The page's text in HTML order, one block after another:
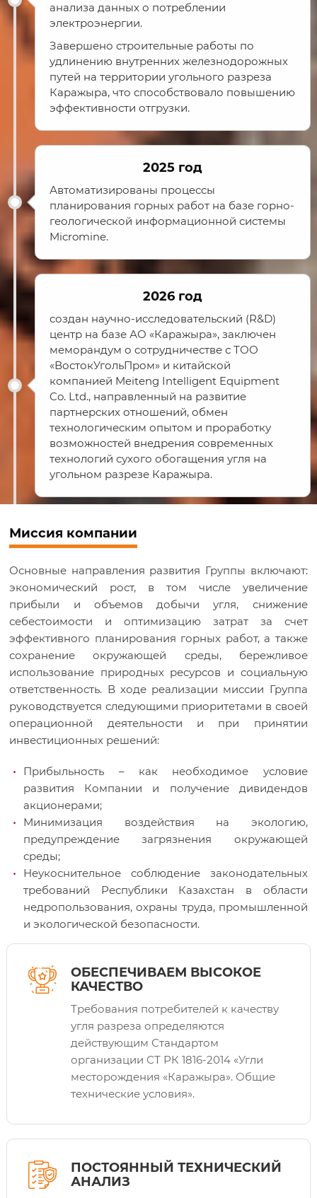
анализа данных о потреблении
электроэнергии.
Завершено строительные работы по
удлинению внутренних железнодорожных
путей на территории угольного разреза
Каражыра, что способствовало повышению
эффективности отгрузки.
2025 год
Автоматизированы процессы
планирования горных работ на базе горно-
геологической информационной системы
Micromine.
2026 год
создан научно-исследовательский (R&D)
центр на базе АО «Каражыра», заключен
меморандум о сотрудничестве с ТОО
«ВостокУгольПром» и китайской
компанией Meiteng Intelligent Equipment
Co. Ltd., направленный на развитие
партнерских отношений, обмен
технологическим опытом и проработку
возможностей внедрения современных
технологий сухого обогащения угля на
угольном разрезе Каражыра.
Миссия компании
Основные направления развития Группы включают:
экономический рост, в том числе увеличение
прибыли и объемов добычи угля, снижение
себестоимости и оптимизацию затрат за счет
эффективного планирования горных работ, а также
сохранение окружающей среды, бережливое
использование природных ресурсов и социальную
ответственность. В ходе реализации миссии Группа
руководствуется следующими приоритетами в своей
операционной деятельности и при принятии
инвестиционных решений:
Прибыльность – как необходимое условие
развития Компании и получение дивидендов
акционерами;
Минимизация воздействия на экологию,
предупреждение загрязнения окружающей
среды;
Неукоснительное соблюдение законодательных
требований Республики Казахстан в области
недропользования, охраны труда, промышленной
и экологической безопасности.
ОБЕСПЕЧИВАЕМ ВЫСОКОЕ
КАЧЕСТВО
Требования потребителей к качеству
угля разреза определяются
действующим Стандартом
организации СТ РК 1816-2014 «Угли
месторождения «Каражыра». Общие
технические условия».
ПОСТОЯННЫЙ ТЕХНИЧЕСКИЙ
АНАЛИЗ